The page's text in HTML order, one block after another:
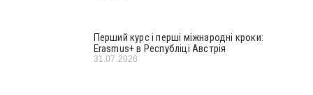
Перший курс і перші міжнародні кроки:
Erasmus+ в Республіці Австрія
31.07.2026